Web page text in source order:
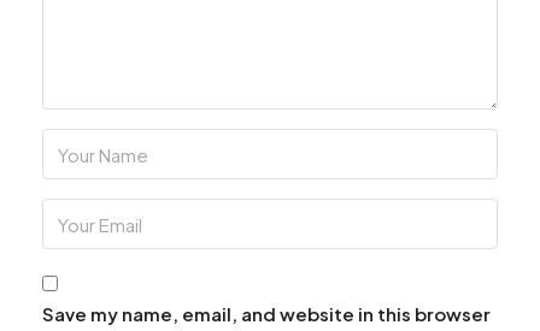
Save my name, email, and website in this browser